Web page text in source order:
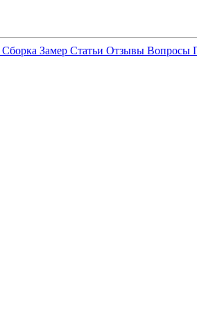
Сборка Замер Статьи Отзывы Вопросы